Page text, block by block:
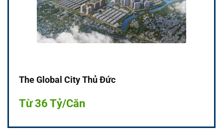
The Global City Thủ Đức
Từ 36 Tỷ/Căn